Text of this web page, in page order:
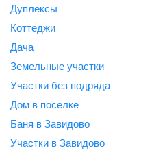
Дуплексы
Коттеджи
Дача
Земельные участки
Участки без подряда
Дом в поселке
Баня в Завидово
Участки в Завидово